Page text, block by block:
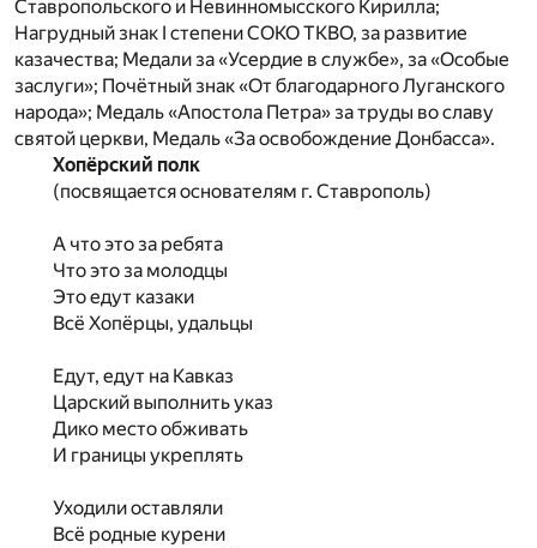
Ставропольского и Невинномысского Кирилла;
Нагрудный знак I степени СОКО ТКВО, за развитие
казачества; Медали за «Усердие в службе», за «Особые
заслуги»; Почётный знак «От благодарного Луганского
народа»; Медаль «Апостола Петра» за труды во славу
святой церкви, Медаль «За освобождение Донбасса».
Хопёрский полк
(посвящается основателям г. Ставрополь)
А что это за ребята
Что это за молодцы
Это едут казаки
Всё Хопёрцы, удальцы
Едут, едут на Кавказ
Царский выполнить указ
Дико место обживать
И границы укреплять
Уходили оставляли
Всё родные курени